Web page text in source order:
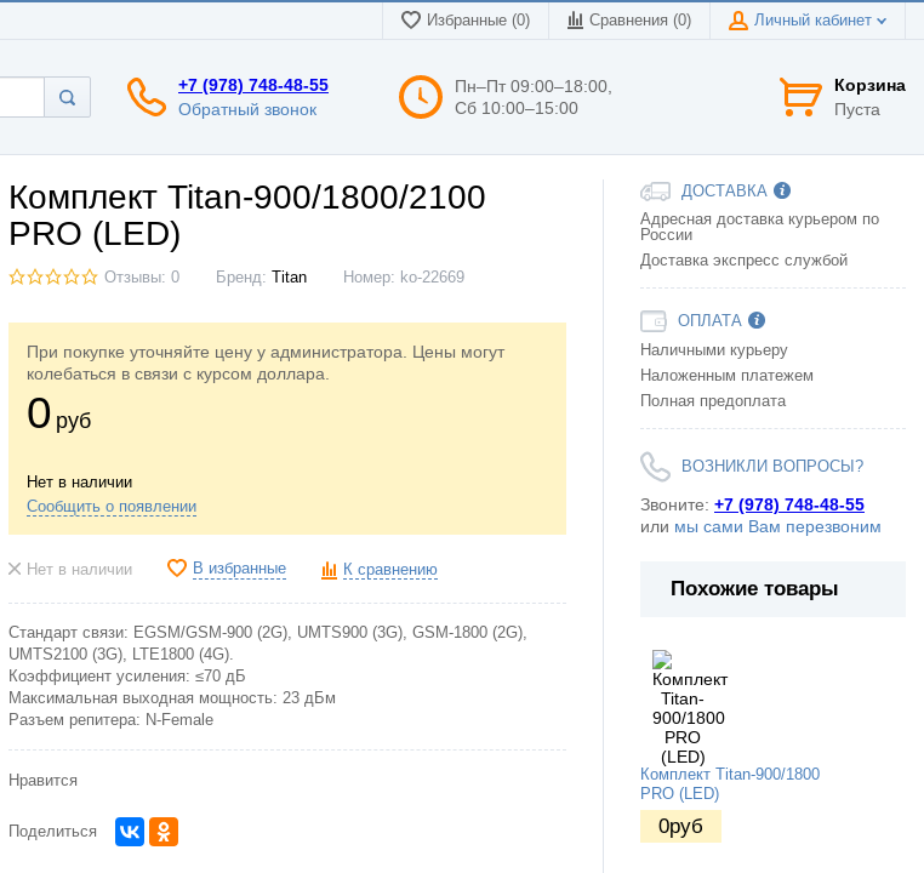
Избранные (0) Сравнения (0) Личный кабинет
+7 (978) 748-48-55
Обратный звонок
Пн–Пт 09:00–18:00,
Сб 10:00–15:00
Корзина
Пуста
Комплект Titan-900/1800/2100
PRO (LED)
Отзывы: 0 Бренд: Titan Номер: ko-22669
При покупке уточняйте цену у администратора. Цены могут
колебаться в связи с курсом доллара.
0 руб
Нет в наличии
Сообщить о появлении
Нет в наличии В избранные К сравнению
Стандарт связи: EGSM/GSM-900 (2G), UMTS900 (3G), GSM-1800 (2G),
UMTS2100 (3G), LTE1800 (4G).
Коэффициент усиления: ≤70 дБ
Максимальная выходная мощность: 23 дБм
Разъем репитера: N-Female
Нравится
Поделиться
ДОСТАВКА
Адресная доставка курьером по
России
Доставка экспресс службой
ОПЛАТА
Наличными курьеру
Наложенным платежем
Полная предоплата
ВОЗНИКЛИ ВОПРОСЫ?
Звоните: +7 (978) 748-48-55
или мы сами Вам перезвоним
Похожие товары
Комплект Titan-900/1800
PRO (LED)
0руб